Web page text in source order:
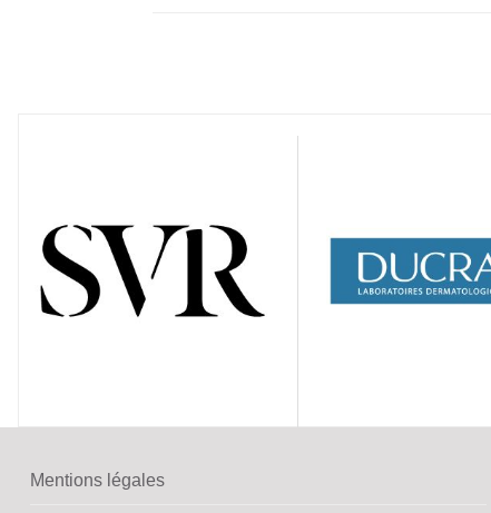
Mentions légales